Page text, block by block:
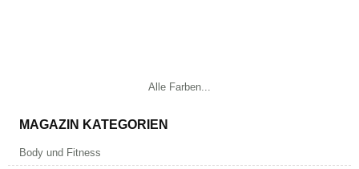
Alle Farben...
MAGAZIN KATEGORIEN
Body und Fitness